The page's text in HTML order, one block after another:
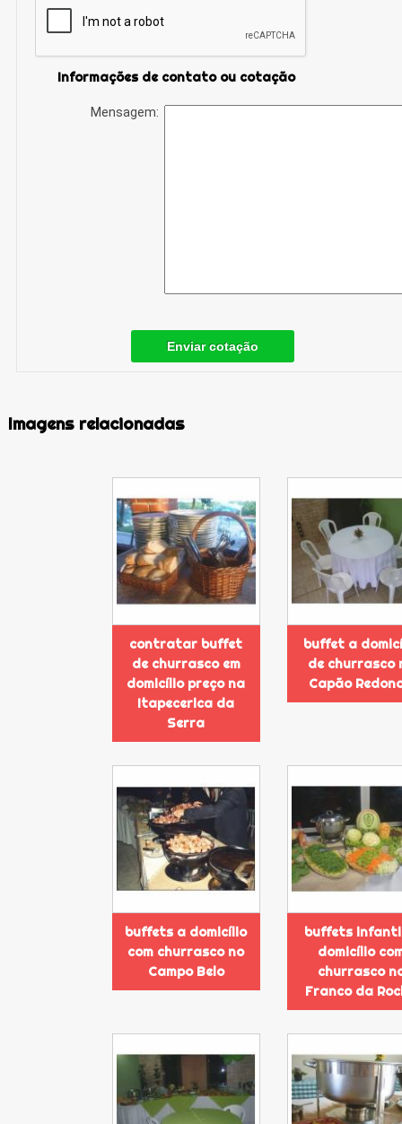
Informações de contato ou cotação
Mensagem:
Enviar cotação
Imagens relacionadas
contratar buffet
de churrasco em
domicílio preço na
Itapecerica da
Serra
buffet a
de churrasco
Capão
buffets a domicílio
com churrasco no
Campo Belo
buffets
domicílio
churrasco
Franco da